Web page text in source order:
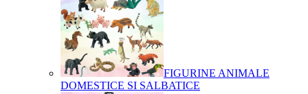
FIGURINE ANIMALE
DOMESTICE SI SALBATICE